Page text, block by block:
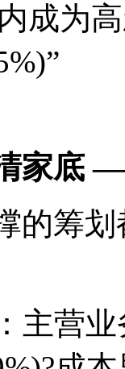
为高
家底
筹划
营业